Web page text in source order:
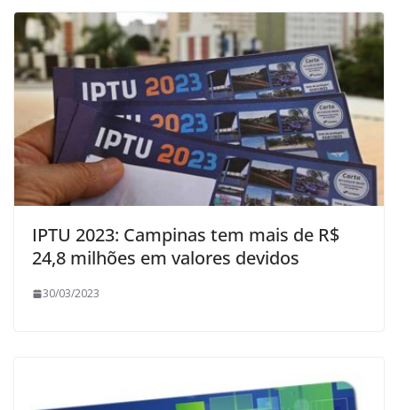
IPTU 2023: Campinas tem mais de R$
24,8 milhões em valores devidos
30/03/2023